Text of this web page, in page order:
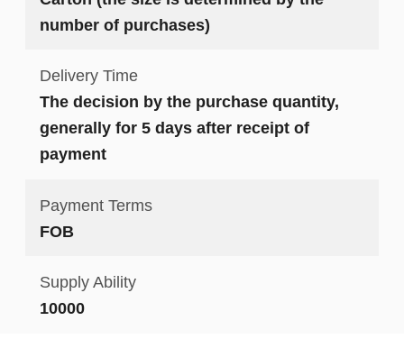
number of purchases)
Delivery Time
The decision by the purchase quantity,
generally for 5 days after receipt of
payment
Payment Terms
FOB
Supply Ability
10000